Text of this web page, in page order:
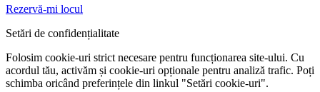
Rezervă-mi locul
Setări de confidențialitate
Folosim cookie-uri strict necesare pentru funcționarea site-ului. Cu
acordul tău, activăm și cookie-uri opționale pentru analiză trafic. Poți
schimba oricând preferințele din linkul "Setări cookie-uri".